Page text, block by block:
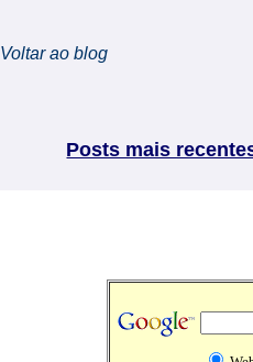
Voltar ao blog
Posts mais